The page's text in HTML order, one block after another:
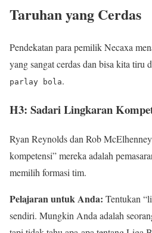
Taruhan yang Cerdas
Pendekatan para pemilik Necaxa
yang sangat cerdas dan bisa kita tiru
parlay bola.
H3: Sadari Lingkaran
Ryan Reynolds dan Rob
kompetensi” mereka adalah
memilih formasi tim.
Pelajaran untuk Anda: Tentukan
sendiri. Mungkin Anda adalah